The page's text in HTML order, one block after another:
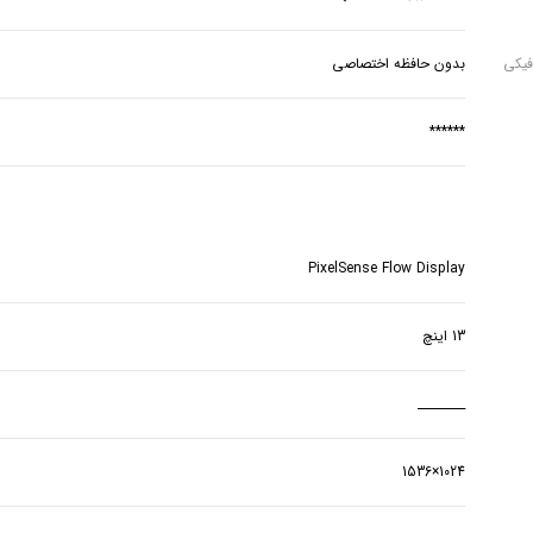
بدون حافظه اختصاصی
******
PixelSense Flow Display
13 اینچ
________
1024×1536